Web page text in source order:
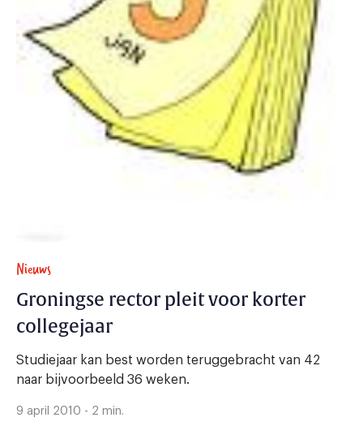
Nieuws
Groningse rector pleit voor korter
collegejaar
Studiejaar kan best worden teruggebracht van 42
naar bijvoorbeeld 36 weken.
9 april 2010 - 2 min.